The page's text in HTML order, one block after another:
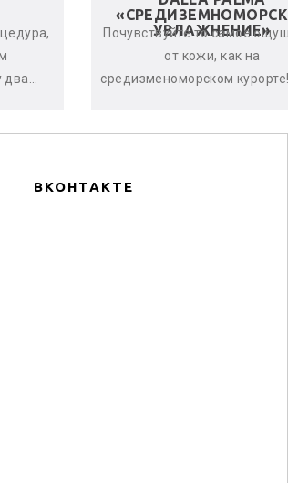
два
УВЛАЖНЕНИЕ»
Почувствуйте то самое
от кожи, как на
средизменоморском
ВКОНТАКТЕ